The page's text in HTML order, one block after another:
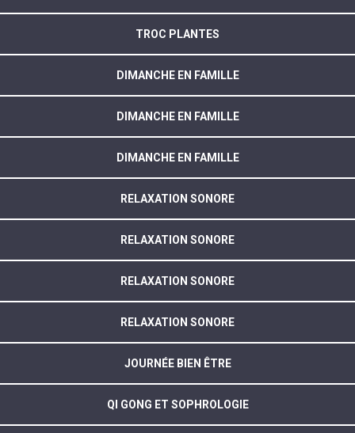
TROC PLANTES
DIMANCHE EN FAMILLE
DIMANCHE EN FAMILLE
DIMANCHE EN FAMILLE
RELAXATION SONORE
RELAXATION SONORE
RELAXATION SONORE
RELAXATION SONORE
JOURNÉE BIEN ÊTRE
QI GONG ET SOPHROLOGIE